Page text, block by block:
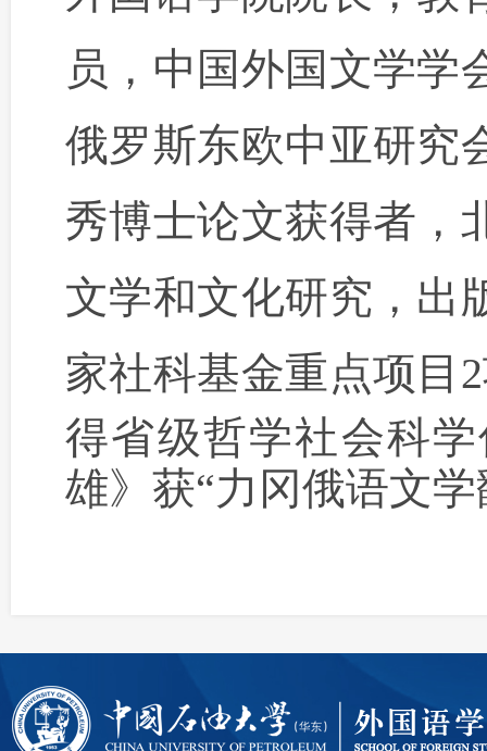
员，中国外国文学学
俄罗斯东欧中亚研究
秀博士论文获得者，
文学和文化研究，出
家社科基金重点项目
得省级哲学社会科
雄》获“力冈俄语文